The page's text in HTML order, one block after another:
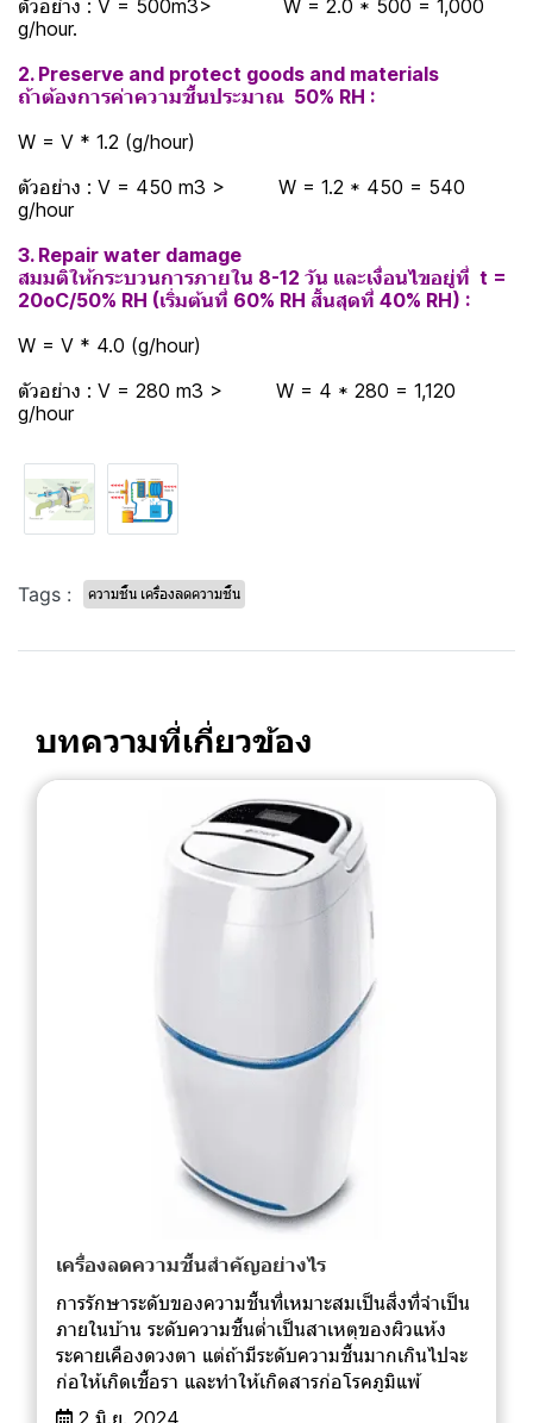
ตัวอย่าง : V = 500m3> W = 2.0 * 500 = 1,000
g/hour.
2. Preserve and protect goods and materials
ถ้าต้องการค่าความชื้นประมาณ 50% RH :
W = V * 1.2 (g/hour)
ตัวอย่าง : V = 450 m3 > W = 1.2 * 450 = 540
g/hour
3. Repair water damage
สมมติให้กระบวนการภายใน 8-12 วัน และเงื่อนไขอยู่ที่ t =
20oC/50% RH (เริ่มต้นที่ 60% RH สิ้นสุดที่ 40% RH) :
W = V * 4.0 (g/hour)
ตัวอย่าง : V = 280 m3 > W = 4 * 280 = 1,120
g/hour
Tags : ความชื้น เครื่องลดความชื้น
บทความที่เกี่ยวข้อง
เครื่องลดความชื้นสำคัญอย่างไร
การรักษาระดับของความชื้นที่เหมาะสมเป็นสิ่งที่จำเป็น
ภายในบ้าน ระดับความชื้นต่ำเป็นสาเหตุของผิวแห้ง
ระคายเคืองดวงตา แต่ถ้ามีระดับความชื้นมากเกินไปจะ
ก่อให้เกิดเชื้อรา และทำให้เกิดสารก่อโรคภูมิแพ้